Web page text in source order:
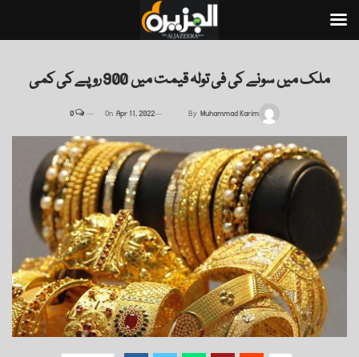
ملک میں سونے کی فی تولہ قیمت میں 900 روپے کی کمی
By Muhammad Karim
On Apr 11, 2022